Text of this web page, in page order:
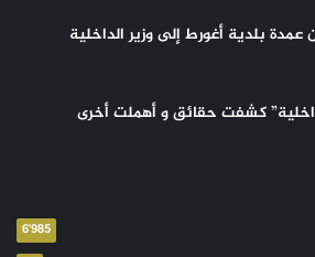
بلدية أغورط إلى وزير الداخلية
كشفت حقائق و أهملت أخرى
6٬985